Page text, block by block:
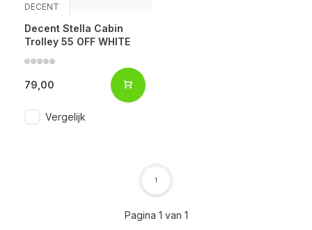
DECENT
Decent Stella Cabin
Trolley 55 OFF WHITE
79,00
Vergelijk
Pagina 1 van 1
1